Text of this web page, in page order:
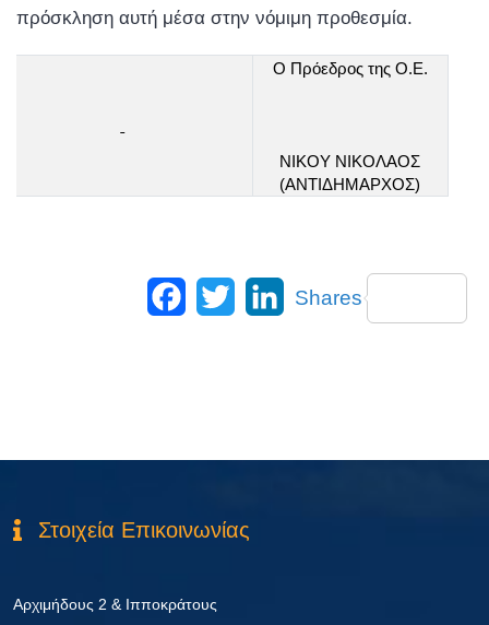
πρόσκληση αυτή μέσα στην νόμιμη προθεσμία.
Ο Πρόεδρος της Ο.Ε.
ΝΙΚΟΥ ΝΙΚΟΛΑΟΣ
(ΑΝΤΙΔΗΜΑΡΧΟΣ)
Facebook
Twitter LinkedIn
Shares
Στοιχεία Επικοινωνίας
Αρχιμήδους 2 & Ιπποκράτους